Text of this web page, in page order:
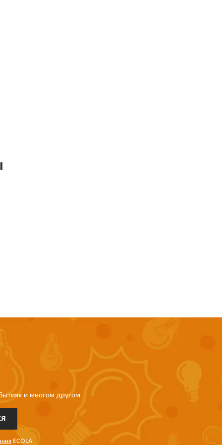
и многом другом
ECOLA